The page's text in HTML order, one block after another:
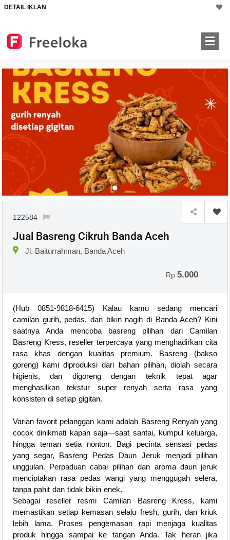
DETAIL IKLAN
122584
Jual Basreng Cikruh Banda Aceh
Jl. Baiturrahman, Banda Aceh
Rp5.000
(Hub 0851-9818-6415) Kalau kamu sedang mencari
camilan gurih, pedas, dan bikin nagih di Banda Aceh? Kini
saatnya Anda mencoba basreng pilihan dari Camilan
Basreng Kress, reseller terpercaya yang menghadirkan cita
rasa khas dengan kualitas premium. Basreng (bakso
goreng) kami diproduksi dari bahan pilihan, diolah secara
higienis, dan digoreng dengan teknik tepat agar
menghasilkan tekstur super renyah serta rasa yang
konsisten di setiap gigitan.
Varian favorit pelanggan kami adalah Basreng Renyah yang
cocok dinikmati kapan saja—saat santai, kumpul keluarga,
hingga teman setia nonton. Bagi pecinta sensasi pedas
yang segar, Basreng Pedas Daun Jeruk menjadi pilihan
unggulan. Perpaduan cabai pilihan dan aroma daun jeruk
menciptakan rasa pedas wangi yang menggugah selera,
tanpa pahit dan tidak bikin enek.
Sebagai reseller resmi Camilan Basreng Kress, kami
memastikan setiap kemasan selalu fresh, gurih, dan kriuk
lebih lama. Proses pengemasan rapi menjaga kualitas
produk hingga sampai ke tangan Anda. Tak heran jika